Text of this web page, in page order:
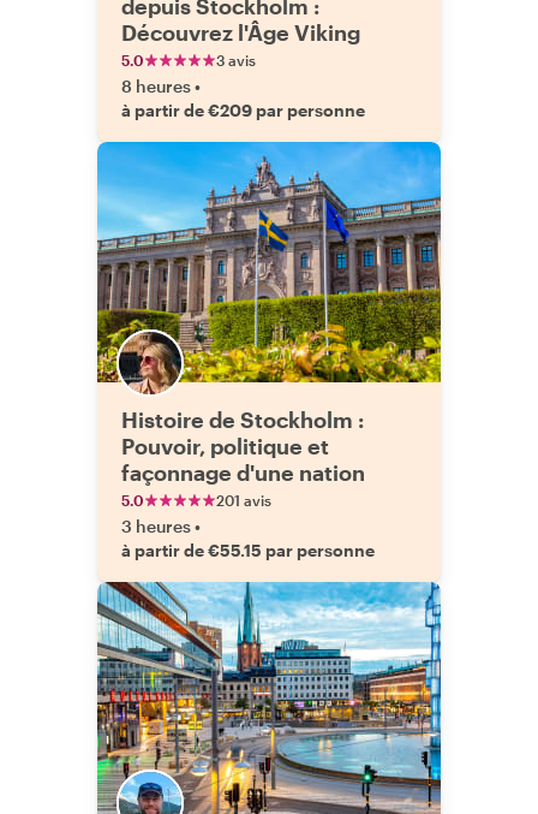
depuis Stockholm :
Découvrez l'Âge Viking
5.0 3 avis
8 heures•
à partir de €209 par personne
Histoire de Stockholm :
Pouvoir, politique et
façonnage d'une nation
5.0 201 avis
3 heures•
à partir de €55.15 par personne